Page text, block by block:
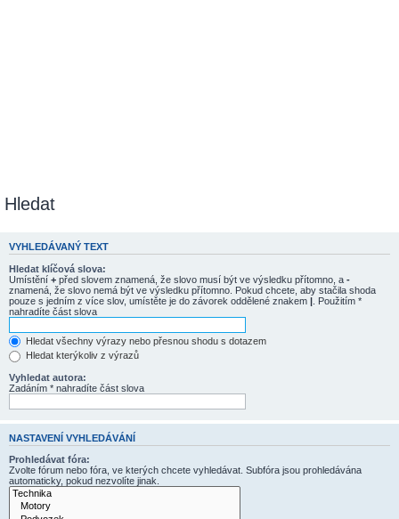
Hledat
VYHLEDÁVANÝ TEXT
Hledat klíčová slova:
Umístění + před slovem znamená, že slovo musí být ve výsledku přítomno, a -
znamená, že slovo nemá být ve výsledku přítomno. Pokud chcete, aby stačila shoda
pouze s jedním z více slov, umístěte je do závorek oddělené znakem | . Použitím *
nahradíte část slova
Hledat všechny výrazy nebo přesnou shodu s dotazem
Hledat kterýkoliv z výrazů
Vyhledat autora:
Zadáním * nahradíte část slova
NASTAVENÍ VYHLEDÁVÁNÍ
Prohledávat fóra:
Zvolte fórum nebo fóra, ve kterých chcete vyhledávat. Subfóra jsou prohledávána
automaticky, pokud nezvolíte jinak.